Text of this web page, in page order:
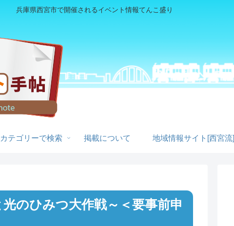
兵庫県西宮市で開催されるイベント情報てんこ盛り
カテゴリーで検索 掲載について 地域情報サイト[西宮流]
のひみつ大作戦～＜要事前申